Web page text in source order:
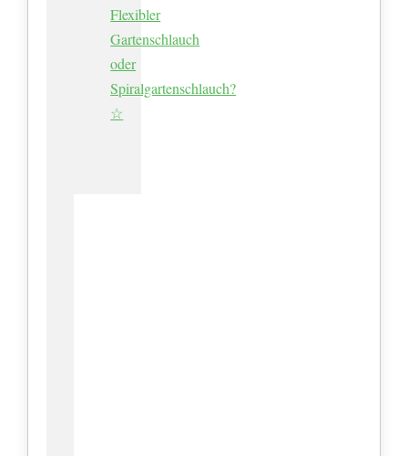
Flexibler
Gartenschlauch
oder
Spiralgartenschlauch?
☆